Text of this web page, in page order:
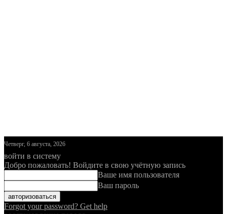
Четверг, 6 августа, 2026
войти в систему
Добро пожаловать! Войдите в свою учётную запись
Ваше имя пользователя
Ваш пароль
Forgot your password? Get help